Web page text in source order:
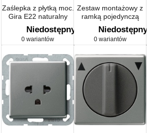
Zaślepka z płytką moc.
Gira E22 naturalny
stalowy
Niedostępny
0 wariantów
Zestaw montażowy z
ramką pojedynczą
Gira E22 naturalny
stalowy
Niedostępny
0 wariantów